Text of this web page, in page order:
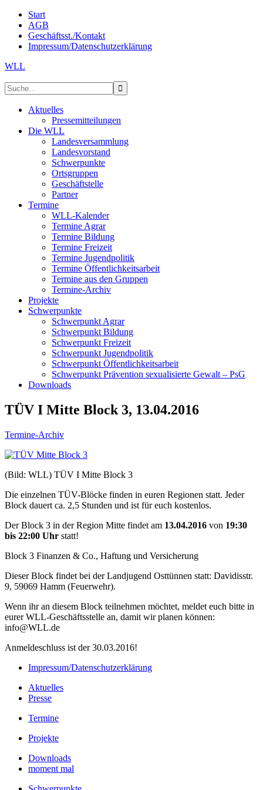
Start
AGB
Geschäftsst./Kontakt
Impressum/Datenschutzerklärung
WLL
Aktuelles
Pressemitteilungen
Die WLL
Landesversammlung
Landesvorstand
Schwerpunkte
Ortsgruppen
Geschäftstelle
Partner
Termine
WLL-Kalender
Termine Agrar
Termine Bildung
Termine Freizeit
Termine Jugendpolitik
Termine Öffentlichkeitsarbeit
Termine aus den Gruppen
Termine-Archiv
Projekte
Schwerpunkte
Schwerpunkt Agrar
Schwerpunkt Bildung
Schwerpunkt Freizeit
Schwerpunkt Jugendpolitik
Schwerpunkt Öffentlichkeitsarbeit
Schwerpunkt Prävention sexualisierte Gewalt – PsG
Downloads
TÜV I Mitte Block 3, 13.04.2016
Termine-Archiv
(Bild: WLL) TÜV I Mitte Block 3
Die einzelnen TÜV-Blöcke finden in euren Regionen statt. Jeder
Block dauert ca. 2,5 Stunden und ist für euch kostenlos.
Der Block 3 in der Region Mitte findet am 13.04.2016 von 19:30
bis 22:00 Uhr statt!
Block 3 Finanzen & Co., Haftung und Versicherung
Dieser Block findet bei der Landjugend Osttünnen statt: Davidisstr.
9, 59069 Hamm (Feuerwehr).
Wenn ihr an diesem Block teilnehmen möchtet, meldet euch bitte in
eurer WLL-Geschäftsstelle an, damit wir planen können:
info@WLL.de
Anmeldeschluss ist der 30.03.2016!
Impressum/Datenschutzerklärung
Aktuelles
Presse
Termine
Projekte
Downloads
moment mal